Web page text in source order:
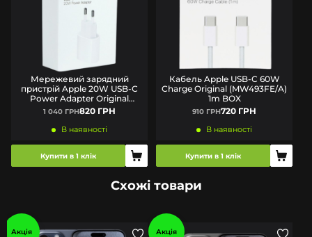
Мережевий зарядний
пристрій Apple 20W USB-C
Power Adapter Original
(MUVV3ZM/A) BOX
1 040 ГРН820 ГРН
В наявності
Купити в 1 клік
Кабель Apple USB-C 60W
Charge Original (MW493FE/A)
1m BOX
910 ГРН720 ГРН
В наявності
Купити в 1 клік
Схожі товари
Акція Акція